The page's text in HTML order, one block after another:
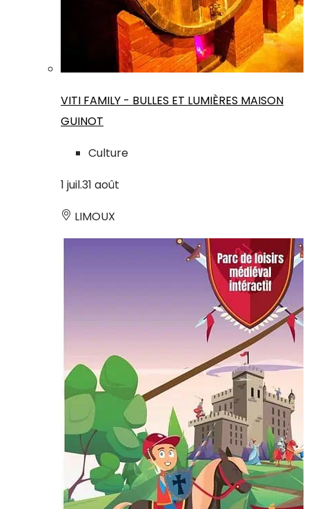
VITI FAMILY - BULLES ET LUMIÈRES MAISON
GUINOT
Culture
1 juil.31 août
LIMOUX